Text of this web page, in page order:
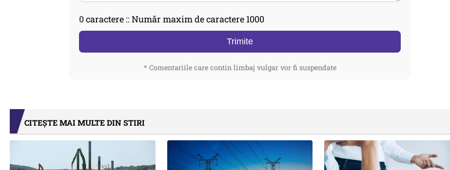
0caractere :: Număr maxim de caractere 1000
Trimite
* Comentariile care contin limbaj vulgar vor fi suspendate
CITEȘTE MAI MULTE DIN STIRI